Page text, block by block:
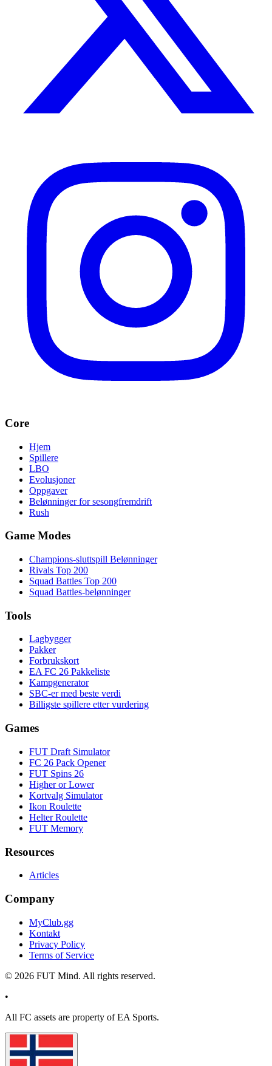
Core
Hjem
Spillere
LBO
Evolusjoner
Oppgaver
Belønninger for sesongfremdrift
Rush
Game Modes
Champions-sluttspill Belønninger
Rivals Top 200
Squad Battles Top 200
Squad Battles-belønninger
Tools
Lagbygger
Pakker
Forbrukskort
EA FC 26 Pakkeliste
Kampgenerator
SBC-er med beste verdi
Billigste spillere etter vurdering
Games
FUT Draft Simulator
FC 26 Pack Opener
FUT Spins 26
Higher or Lower
Kortvalg Simulator
Ikon Roulette
Helter Roulette
FUT Memory
Resources
Articles
Company
MyClub.gg
Kontakt
Privacy Policy
Terms of Service
© 2026 FUT Mind. All rights reserved.
•
All FC assets are property of EA Sports.